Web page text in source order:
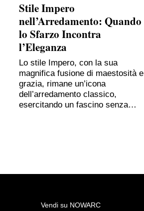
Stile Impero
nell’Arredamento: Quando
lo Sfarzo Incontra
l’Eleganza
Lo stile Impero, con la sua
magnifica fusione di maestosità e
grazia, rimane un’icona
dell’arredamento classico,
esercitando un fascino senza…
Vendi su NOWARC